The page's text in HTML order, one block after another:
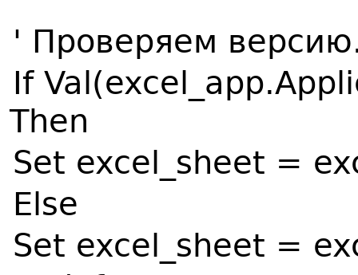
' Проверяем
If
Then
Set excel_sheet =
Else
Set excel_sheet =